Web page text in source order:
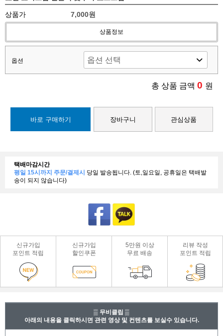
상품가 7,000원
상품정보
옵션
총 상품 금액 0 원
바로 구매하기 장바구니 관심상품
택배마감시간
평일 15시까지 주문/결제시 당일 발송됩니다. (토,일요일, 공휴일은 택배발
송이 되지 않습니다)
신규가입
포인트 적립
신규가입
할인쿠폰
5만원 이상
무료 배송
리뷰 작성
포인트 적립
▒ 무비클립 ▒
아래의 내용을 클릭하시면 관련 영상 및 컨텐츠를 보실수 있습니다.